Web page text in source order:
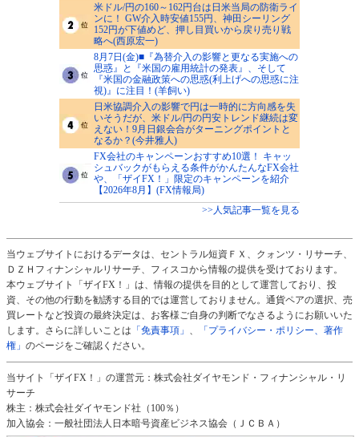
米ドル/円の160～162円台は日米当局の防衛ライ
ンに！ GW介入時安値155円、神田シーリング
152円が下値めど、押し目買いから戻り売り戦
略へ(西原宏一)
8月7日(金)■『為替介入の影響と更なる実施への
思惑』と『米国の雇用統計の発表』、そして
『米国の金融政策への思惑(利上げへの思惑に注
視)』に注目！(羊飼い)
日米協調介入の影響で円は一時的に方向感を失
いそうだが、米ドル/円の円安トレンド継続は変
えない！9月日銀会合がターニングポイントと
なるか？(今井雅人)
FX会社のキャンペーンおすすめ10選！ キャッ
シュバックがもらえる条件がかんたんなFX会社
や、「ザイFX！」限定のキャンペーンを紹介
【2026年8月】(FX情報局)
>>人気記事一覧を見る
当ウェブサイトにおけるデータは、セントラル短資ＦＸ、クォンツ・リサーチ、
ＤＺＨフィナンシャルリサーチ、フィスコから情報の提供を受けております。
本ウェブサイト「ザイFX！」は、情報の提供を目的として運営しており、投
資、その他の行動を勧誘する目的では運営しておりません。通貨ペアの選択、売
買レートなど投資の最終決定は、お客様ご自身の判断でなさるようにお願いいた
します。さらに詳しいことは 「免責事項」 、
「プライバシー・ポリシー、著作
権」 のページをご確認ください。
当サイト「ザイFX！」の運営元：株式会社ダイヤモンド・フィナンシャル・リ
サーチ
株主：株式会社ダイヤモンド社（100％）
加入協会：一般社団法人日本暗号資産ビジネス協会（ＪＣＢＡ）